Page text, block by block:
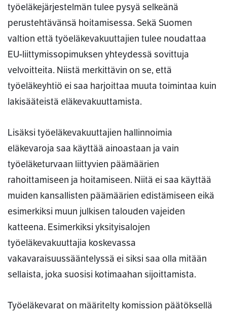
työeläkejärjestelmän tulee pysyä selkeänä
perustehtävänsä hoitamisessa. Sekä Suomen
valtion että työeläkevakuuttajien tulee noudattaa
EU-liittymissopimuksen yhteydessä sovittuja
velvoitteita. Niistä merkittävin on se, että
työeläkeyhtiö ei saa harjoittaa muuta toimintaa kuin
lakisääteistä eläkevakuuttamista.
Lisäksi työeläkevakuuttajien hallinnoimia
eläkevaroja saa käyttää ainoastaan ja vain
työeläketurvaan liittyvien päämäärien
rahoittamiseen ja hoitamiseen. Niitä ei saa käyttää
muiden kansallisten päämäärien edistämiseen eikä
esimerkiksi muun julkisen talouden vajeiden
katteena. Esimerkiksi yksityisalojen
työeläkevakuuttajia koskevassa
vakavaraisuussääntelyssä ei siksi saa olla mitään
sellaista, joka suosisi kotimaahan sijoittamista.
Työeläkevarat on määritelty komission päätöksellä